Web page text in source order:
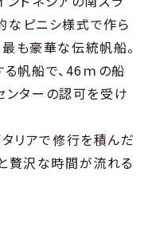
なピニシ様式で作ら
も豪華な伝統帆船。
る帆船で、46ｍの船
ンターの認可を受け
タリアで修行を積んだ
贅沢な時間が流れる